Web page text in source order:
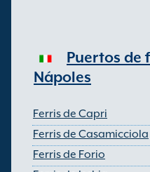
Puertos de
Nápoles
Ferris de Capri
Ferris de Casamicciola
Ferris de Forio